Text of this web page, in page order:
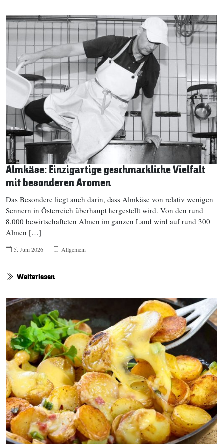
Almkäse: Einzigartige geschmackliche Vielfalt
mit besonderen Aromen
Das Besondere liegt auch darin, dass Almkäse von relativ wenigen
Sennern in Österreich überhaupt hergestellt wird. Von den rund
8.000 bewirtschafteten Almen im ganzen Land wird auf rund 300
Almen […]
5. Juni 2026 Allgemein
Weiterlesen